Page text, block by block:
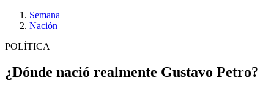
Semana|
Nación
POLÍTICA
¿Dónde nació realmente Gustavo Petro?